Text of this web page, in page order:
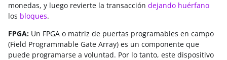
monedas, y luego revierte la transacción dejando huérfano
los bloques.
FPGA: Un FPGA o matriz de puertas programables en campo
(Field Programmable Gate Array) es un componente que
puede programarse a voluntad. Por lo tanto, este dispositivo